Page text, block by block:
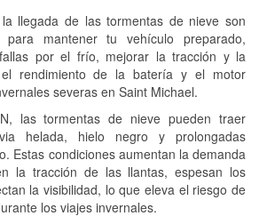
llegada de las tormentas de nieve son
para mantener tu vehículo preparado,
por el frío, mejorar la tracción y la
rendimiento de la batería y el motor
severas en Saint Michael.
las tormentas de nieve pueden traer
helada, hielo negro y prolongadas
Estas condiciones aumentan la demanda
la tracción de las llantas, espesan los
la visibilidad, lo que eleva el riesgo de
los viajes invernales.
de baterías y aceite
de bombillas de faros
de limpiaparabrisas
de Préstamo de
de tambores y discos de